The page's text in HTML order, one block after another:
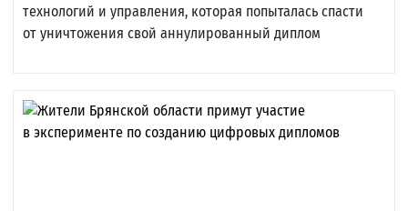
технологий и управления, которая попыталась спасти
от уничтожения свой аннулированный диплом